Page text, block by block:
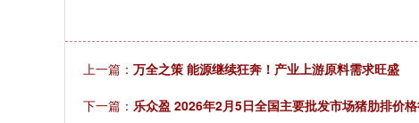
上一篇： 万全之策 能源继续狂奔！产业上游原料需求旺盛
下一篇： 乐众盈 2026年2月5日全国主要批发市场猪肋排价